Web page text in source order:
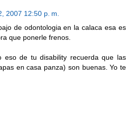
2007 12:50 p. m.
de odontologia en la calaca esa es
que ponerle frenos.
eso de tu disability recuerda que las
en casa panza) son buenas. Yo te